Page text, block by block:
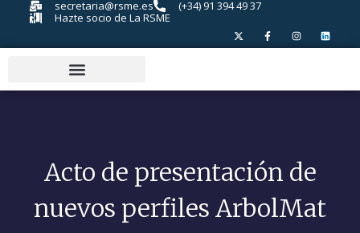
secretaria@rsme.es
(+34) 91 394 49 37
Hazte socio de La RSME
Acto de presentación de
nuevos perfiles ArbolMat